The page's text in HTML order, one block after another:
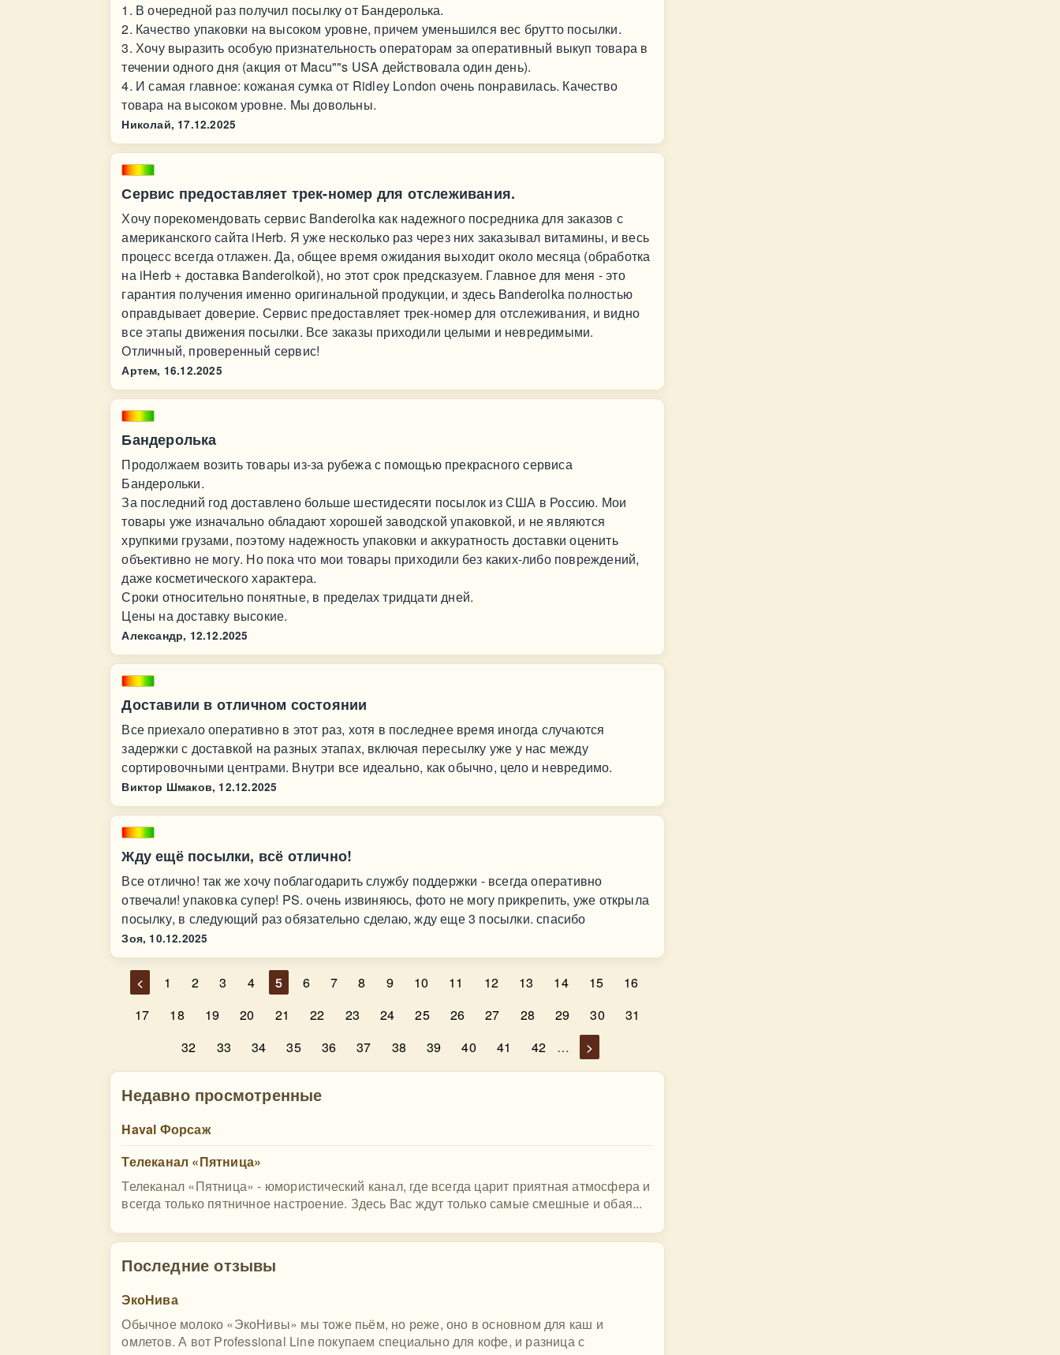
1. В очередной раз получил посылку от Бандеролька.
2. Качество упаковки на высоком уровне, причем уменьшился вес брутто посылки.
3. Хочу выразить особую признательность операторам за оперативный выкуп товара в
течении одного дня (акция от Macu""s USA действовала один день).
4. И самая главное: кожаная сумка от Ridley London очень понравилась. Качество
товара на высоком уровне. Мы довольны.
Николай, 17.12.2025
Сервис предоставляет трек-номер для отслеживания.
Хочу порекомендовать сервис Banderolka как надежного посредника для заказов с
американского сайта iHerb. Я уже несколько раз через них заказывал витамины, и весь
процесс всегда отлажен. Да, общее время ожидания выходит около месяца (обработка
на iHerb + доставка Banderolkой), но этот срок предсказуем. Главное для меня - это
гарантия получения именно оригинальной продукции, и здесь Banderolka полностью
оправдывает доверие. Сервис предоставляет трек-номер для отслеживания, и видно
все этапы движения посылки. Все заказы приходили целыми и невредимыми.
Отличный, проверенный сервис!
Артем, 16.12.2025
Бандеролька
Продолжаем возить товары из-за рубежа с помощью прекрасного сервиса
Бандерольки.
За последний год доставлено больше шестидесяти посылок из США в Россию. Мои
товары уже изначально обладают хорошей заводской упаковкой, и не являются
хрупкими грузами, поэтому надежность упаковки и аккуратность доставки оценить
объективно не могу. Но пока что мои товары приходили без каких-либо повреждений,
даже косметического характера.
Сроки относительно понятные, в пределах тридцати дней.
Цены на доставку высокие.
Александр, 12.12.2025
Доставили в отличном состоянии
Все приехало оперативно в этот раз, хотя в последнее время иногда случаются
задержки с доставкой на разных этапах, включая пересылку уже у нас между
сортировочными центрами. Внутри все идеально, как обычно, цело и невредимо.
Виктор Шмаков, 12.12.2025
Жду ещё посылки, всё отлично!
Все отлично! так же хочу поблагодарить службу поддержки - всегда оперативно
отвечали! упаковка супер! PS. очень извиняюсь, фото не могу прикрепить, уже открыла
посылку, в следующий раз обязательно сделаю, жду еще 3 посылки. спасибо
Зоя, 10.12.2025
< 1 2 3 4 5 6 7 8 9 10 11 12 13 14 15
16
17
18 19 20 21 22 23 24 25 26 27 28 29 30
31
32
33 34 35 36 37 38 39 40 41 42 … >
Недавно просмотренные
Haval Форсаж
Телеканал «Пятница»
Телеканал «Пятница» - юмористический канал, где всегда царит приятная атмосфера и
всегда только пятничное настроение. Здесь Вас ждут только самые смешные и обая...
Последние отзывы
ЭкоНива
Обычное молоко «ЭкоНивы» мы тоже пьём, но реже, оно в основном для каш и
омлетов. А вот Professional Line покупаем специально для кофе, и разница с